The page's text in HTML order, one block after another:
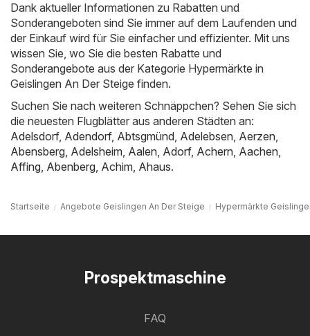
Dank aktueller Informationen zu Rabatten und
Sonderangeboten sind Sie immer auf dem Laufenden und
der Einkauf wird für Sie einfacher und effizienter. Mit uns
wissen Sie, wo Sie die besten Rabatte und
Sonderangebote aus der Kategorie Hypermärkte in
Geislingen An Der Steige finden.
Suchen Sie nach weiteren Schnäppchen? Sehen Sie sich
die neuesten Flugblätter aus anderen Städten an:
Adelsdorf, Adendorf, Abtsgmünd, Adelebsen, Aerzen,
Abensberg, Adelsheim, Aalen, Adorf, Achern, Aachen,
Affing, Abenberg, Achim, Ahaus.
Startseite Angebote Geislingen An Der Steige Hypermärkte
Prospektmaschine
FAQ